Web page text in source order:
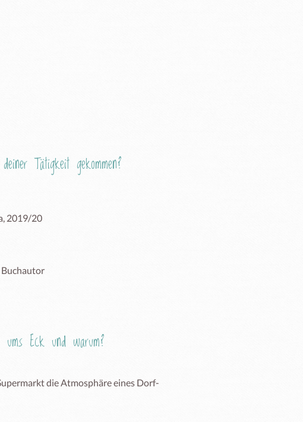
Tätigkeit gekommen?
Buchautor
Eck und warum?
die Atmosphäre eines Dorf-